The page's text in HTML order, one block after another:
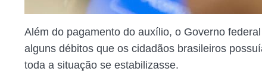
Além do pagamento do auxílio, o Governo
alguns débitos que os cidadãos brasileiros
toda a situação se estabilizasse.